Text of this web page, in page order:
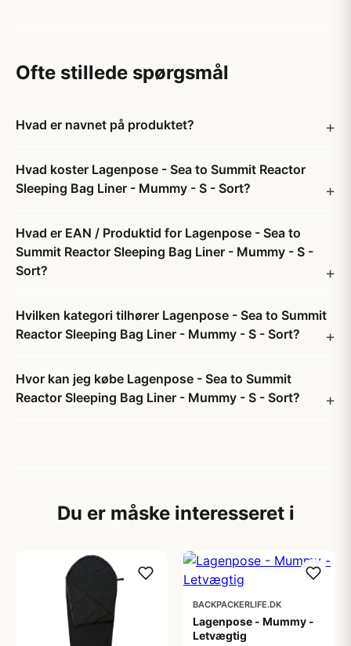
Ofte stillede spørgsmål
Hvad er navnet på produktet?
Hvad koster Lagenpose - Sea to Summit Reactor
Sleeping Bag Liner - Mummy - S - Sort?
Hvad er EAN / Produktid for Lagenpose - Sea to
Summit Reactor Sleeping Bag Liner - Mummy - S -
Sort?
Hvilken kategori tilhører Lagenpose - Sea to Summit
Reactor Sleeping Bag Liner - Mummy - S - Sort?
Hvor kan jeg købe Lagenpose - Sea to Summit
Reactor Sleeping Bag Liner - Mummy - S - Sort?
Du er måske interesseret i
BACKPACKERLIFE.DK
Lagenpose - Mummy -
Letvægtig